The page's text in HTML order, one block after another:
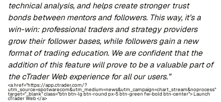
technical analysis, and helps create stronger trust
bonds between mentors and followers. This way, it’s a
win-win: professional traders and strategy providers
grow their follower bases, while followers gain a new
format of trading education. We are confident that the
addition of this feature will prove to be a valuable part of
the cTrader Web experience for all our users.”
<a href="https://app.ctrader.com/?
utm_source=spotwarecom&utm_medium=news&utm_campaign=chart_stream&noprocess"
target="_blank" class="btn btn-lg btn-round px-5 btn-green fw-bold btn-center"> Launch
cTrader Web </a>